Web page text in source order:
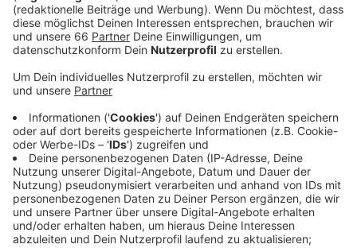
Veröffentlicht:Mittwoch, 13.04.2022 16:58
Anzeige
Insgesamt ist die Strecke 21 Kilometer lang. Wer
keine eigenen Inline-Skates besitzt, kann sich
kostenlos welche ausleihen. Ab 18 Uhr 30 ist der
Verleih geöffnet, um 20 Uhr fahren die Teilnehmenden
begleitet von Ordnern los. Die Rollnacht endet nach
gut zwei Stunden wieder am Rhein.